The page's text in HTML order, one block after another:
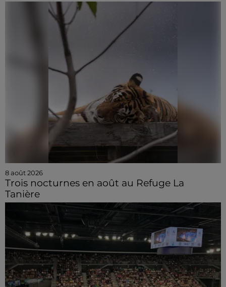
8 août 2026
Trois nocturnes en août au Refuge La
Tanière